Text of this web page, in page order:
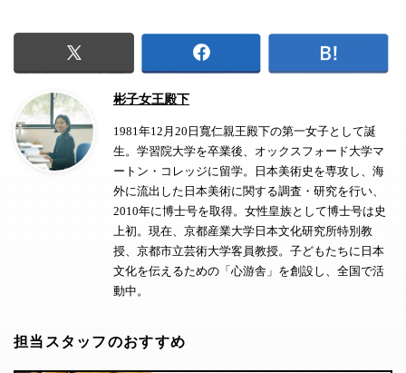
彬子女王殿下
1981年12月20日寬仁親王殿下の第一女子として誕
生。学習院大学を卒業後、オックスフォード大学マ
ートン・コレッジに留学。日本美術史を専攻し、海
外に流出した日本美術に関する調査・研究を行い、
2010年に博士号を取得。女性皇族として博士号は史
上初。現在、京都産業大学日本文化研究所特別教
授、京都市立芸術大学客員教授。子どもたちに日本
文化を伝えるための「心游舎」を創設し、全国で活
動中。
担当スタッフのおすすめ